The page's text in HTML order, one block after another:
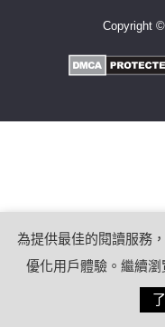
Copyright
為提供最佳的閱讀服務
優化用戶體驗。繼續